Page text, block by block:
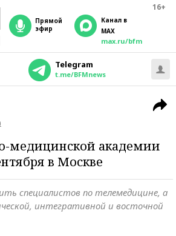
16+
прямой
эфир
Канал в
MAX
max.ru/bfm
Telegram
t.me/BFMnews
медицинской академии
в Москве
специалистов по телемедицине, а
интегративной и восточной